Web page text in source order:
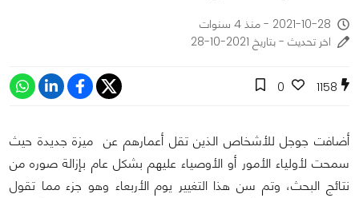
2021-10-28 - منذ 4 سنوات
اخر تحديث - بتاريخ 2021-10-28
1158
0
أضافت جوجل للأشخاص الذين تقل أعمارهم عن ميزة جديدة حيث
سمحت لأولياء الأمور أو الأوصياء عليهم بشكل عام بإزالة صوره من
نتائج البحث، وتم سن هذا التغيير يوم الأربعاء وهو جزء مما تقول